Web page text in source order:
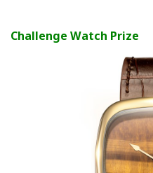
Challenge Watch Prize